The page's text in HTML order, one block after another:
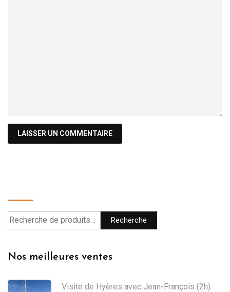
Recherche
Nos meilleures ventes
Visite de Hyères avec Jean-François (2h)